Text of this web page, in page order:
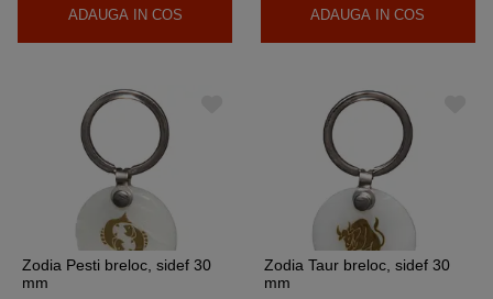
ADAUGA IN COS ADAUGA IN COS
Zodia Pesti breloc, sidef 30
mm
Zodia Taur breloc, sidef 30
mm